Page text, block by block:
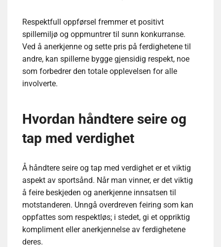
Respektfull oppførsel fremmer et positivt
spillemiljø og oppmuntrer til sunn konkurranse.
Ved å anerkjenne og sette pris på ferdighetene til
andre, kan spillerne bygge gjensidig respekt, noe
som forbedrer den totale opplevelsen for alle
involverte.
Hvordan håndtere seire og
tap med verdighet
Å håndtere seire og tap med verdighet er et viktig
aspekt av sportsånd. Når man vinner, er det viktig
å feire beskjeden og anerkjenne innsatsen til
motstanderen. Unngå overdreven feiring som kan
oppfattes som respektløs; i stedet, gi et oppriktig
kompliment eller anerkjennelse av ferdighetene
deres.